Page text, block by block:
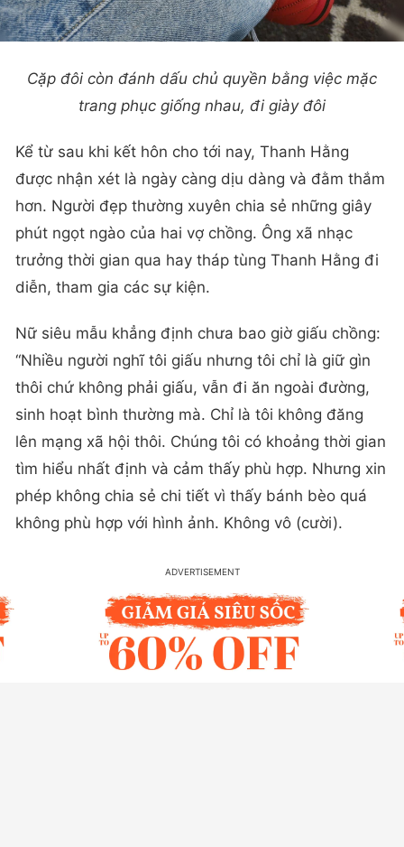
Cặp đôi còn đánh dấu chủ quyền bằng việc mặc
trang phục giống nhau, đi giày đôi
Kể từ sau khi kết hôn cho tới nay, Thanh Hằng
được nhận xét là ngày càng dịu dàng và đằm thắm
hơn. Người đẹp thường xuyên chia sẻ những giây
phút ngọt ngào của hai vợ chồng. Ông xã nhạc
trưởng thời gian qua hay tháp tùng Thanh Hằng đi
diễn, tham gia các sự kiện.
Nữ siêu mẫu khẳng định chưa bao giờ giấu chồng:
“Nhiều người nghĩ tôi giấu nhưng tôi chỉ là giữ gìn
thôi chứ không phải giấu, vẫn đi ăn ngoài đường,
sinh hoạt bình thường mà. Chỉ là tôi không đăng
lên mạng xã hội thôi. Chúng tôi có khoảng thời gian
tìm hiểu nhất định và cảm thấy phù hợp. Nhưng xin
phép không chia sẻ chi tiết vì thấy bánh bèo quá
không phù hợp với hình ảnh. Không vô (cười).